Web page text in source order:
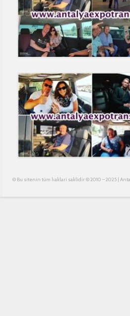
© Bu sitenin tüm haklari saklidir © 2010 – 2025 |